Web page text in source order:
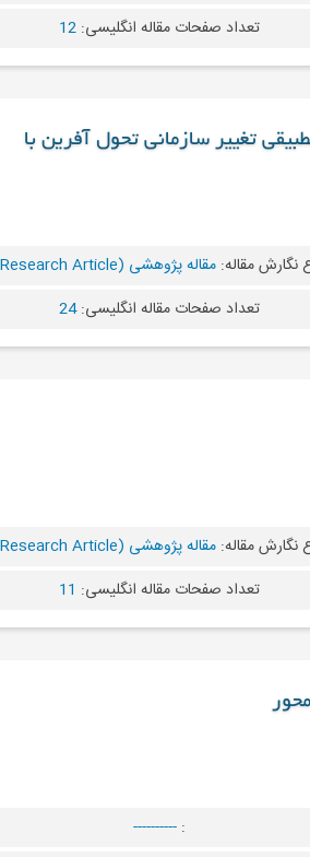
تعداد صفحات مقاله انگلیسی:12
تغییر سازمانی تحول آفرین با
نگارش مقاله: مقاله پژوهشی (Research Article)
تعداد صفحات مقاله انگلیسی:24
نگارش مقاله: مقاله پژوهشی (Research Article)
تعداد صفحات مقاله انگلیسی: 11
:
----------